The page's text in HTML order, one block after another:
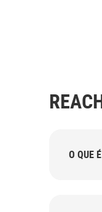
O QUE